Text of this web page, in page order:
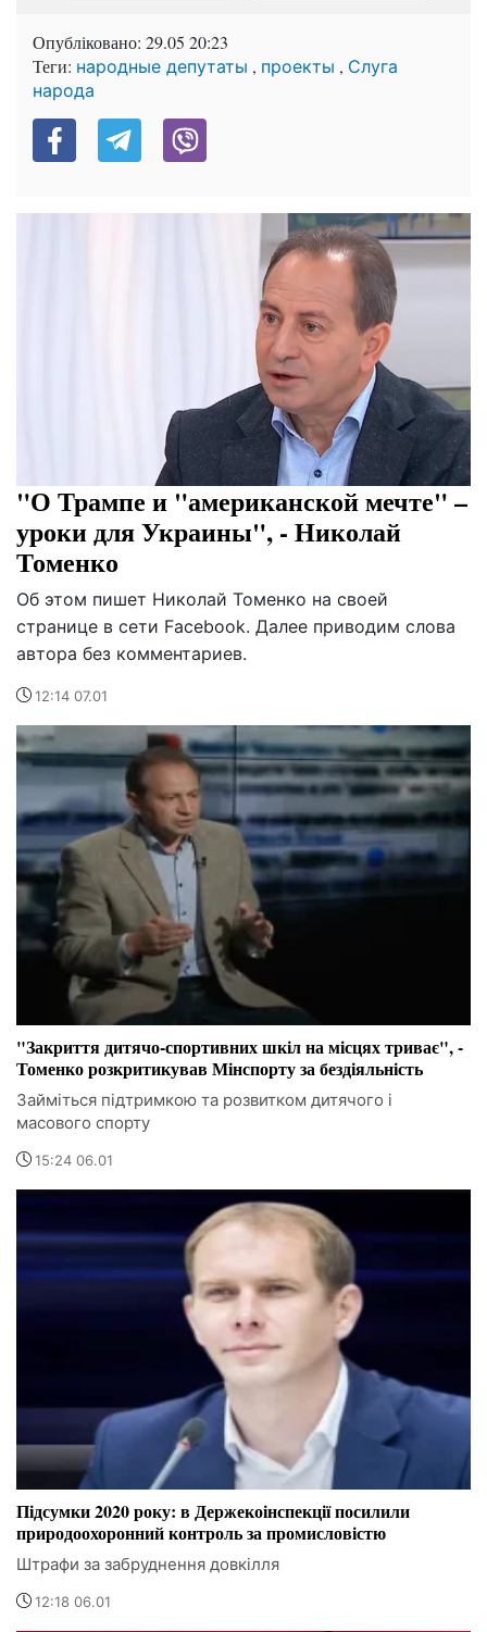
Опубліковано: 29.05 20:23
Теги: народные депутаты , проекты , Слуга
народа
"О Трампе и "американской мечте" –
уроки для Украины", - Николай
Томенко
Об этом пишет Николай Томенко на своей
странице в сети Facebook. Далее приводим слова
автора без комментариев.
12:14 07.01
"Закриття дитячо-спортивних шкіл на місцях триває", -
Томенко розкритикував Мінспорту за бездіяльність
Займіться підтримкою та розвитком дитячого і
масового спорту
15:24 06.01
Підсумки 2020 року: в Держекоінспекції посилили
природоохоронний контроль за промисловістю
Штрафи за забруднення довкілля
12:18 06.01